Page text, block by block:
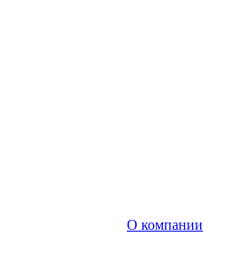
О компании